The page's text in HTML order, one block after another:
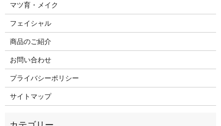
マツ育・メイク
フェイシャル
商品のご紹介
お問い合わせ
プライバシーポリシー
サイトマップ